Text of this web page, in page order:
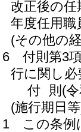
改正後の
年度任用
(その他の
6
付則第3
行に関し
付 則 (
(施行期日
1
この条例